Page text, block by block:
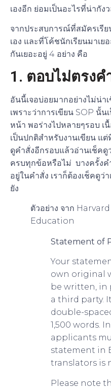
เองอีก ย่อมเป็นอะไรที่น่ากัง
จากประสบการณ์ที่สมัครเรี
เอง และที่โค้ชนักเรียนมาเ
กันเยอะอยู่ 4 อย่าง คือ
1. ตอบไม่ตรง
อันนี้เจอบ่อยมากอย่างไม่น่า
เพราะว่าการเขียน SOP นั้
หน้า พอร่างไปหลายๆรอบ เ
เป็นปกติสำหรับงานเขียน แ
ดูคำสั่งอีกรอบแล้วอ่านเช็คดู
ครบทุกข้อหรือไม่ บางครั้งค
อยู่ในคำสั่ง เราก็ต้องเช็คดูว่
ยัง
ตัวอย่าง จาก
Education
Statement of
Your
own original
be written, in
a third party.
double-
1,500 words.
applicants
statement in
translators is
Please note